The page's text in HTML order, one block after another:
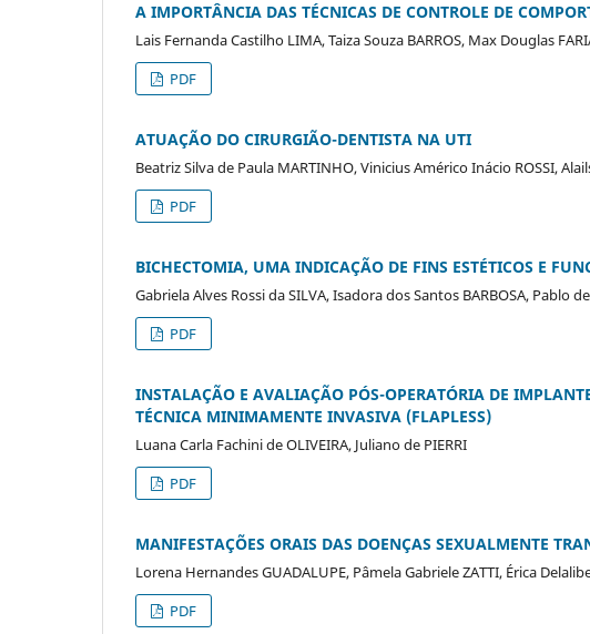
A IMPORTÂNCIA DAS TÉCNICAS DE CONTROLE DE
Lais Fernanda Castilho LIMA, Taiza Souza BARROS, Max Douglas
PDF
ATUAÇÃO DO CIRURGIÃO-DENTISTA NA UTI
Beatriz Silva de Paula MARTINHO, Vinicius Américo Inácio ROSSI,
PDF
BICHECTOMIA, UMA INDICAÇÃO DE FINS ESTÉTICOS E
Gabriela Alves Rossi da SILVA, Isadora dos Santos BARBOSA, Pablo
PDF
INSTALAÇÃO E AVALIAÇÃO PÓS-OPERATÓRIA DE
TÉCNICA MINIMAMENTE INVASIVA (FLAPLESS)
Luana Carla Fachini de OLIVEIRA, Juliano de PIERRI
PDF
MANIFESTAÇÕES ORAIS DAS DOENÇAS SEXUALMENTE
Lorena Hernandes GUADALUPE, Pâmela Gabriele ZATTI, Érica
PDF